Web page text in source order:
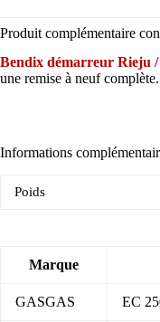
Produit complémentaire
Bendix démarreur Rieju /
une remise à neuf complète.
Informations
Poids
Marque
GASGAS EC